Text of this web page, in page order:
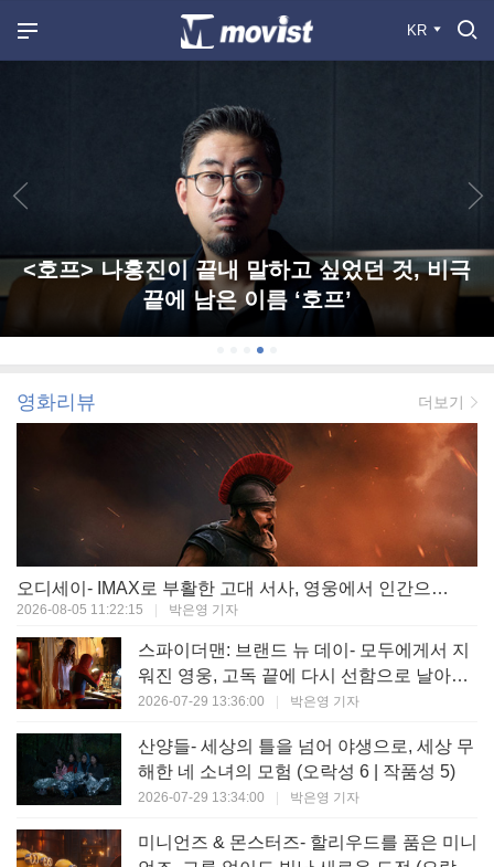
KR
<호프> 나홍진이 끝내 말하고 싶었던 것, 비극
끝에 남은 이름 ‘호프’
영화리뷰 더보기
오디세이- IMAX로 부활한 고대 서사, 영웅에서 인간으로의 귀환 (오락성 9 | 작품성 9)
2026-08-05 11:22:15 박은영 기자
스파이더맨: 브랜드 뉴 데이- 모두에게서 지
워진 영웅, 고독 끝에 다시 선함으로 날아오
르다 (오락성 8 | 작품성 8)
2026-07-29 13:36:00 박은영 기자
산양들- 세상의 틀을 넘어 야생으로, 세상 무
해한 네 소녀의 모험 (오락성 6 | 작품성 5)
2026-07-29 13:34:00 박은영 기자
미니언즈 & 몬스터즈- 할리우드를 품은 미니